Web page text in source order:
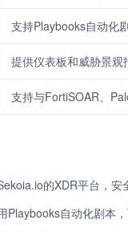
支持Playbooks自动化
提供仪表板和威胁景观
支持与FortiSOAR、
的XDR平台，
Playbooks自动化剧本